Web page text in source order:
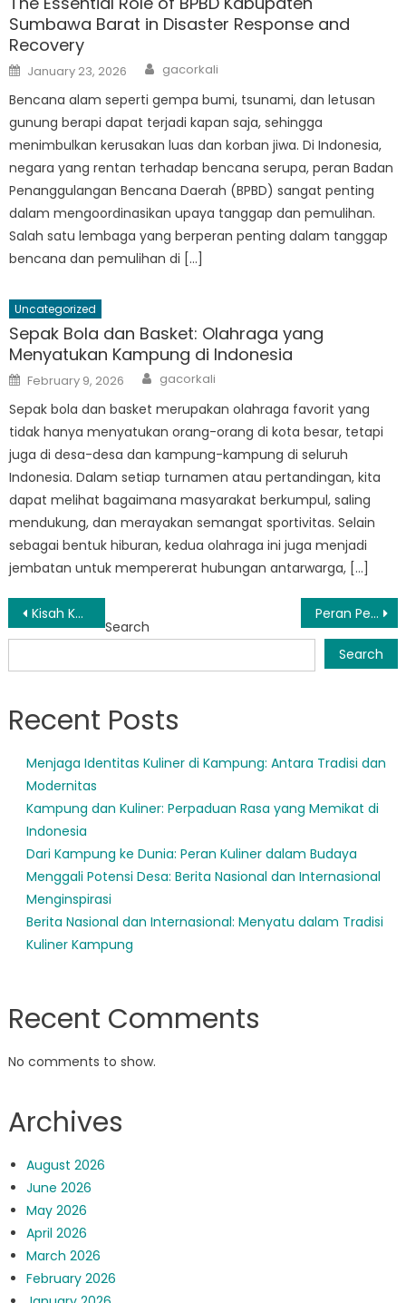
Sumbawa Barat in Disaster Response and
Recovery
Posted
on
January 23, 2026 Author
gacorkali
Bencana alam seperti gempa bumi, tsunami, dan letusan
gunung berapi dapat terjadi kapan saja, sehingga
menimbulkan kerusakan luas dan korban jiwa. Di Indonesia,
negara yang rentan terhadap bencana serupa, peran Badan
Penanggulangan Bencana Daerah (BPBD) sangat penting
dalam mengoordinasikan upaya tanggap dan pemulihan.
Salah satu lembaga yang berperan penting dalam tanggap
bencana dan pemulihan di […]
Uncategorized
Sepak Bola dan Basket: Olahraga yang
Menyatukan Kampung di Indonesia
Posted
on
February 9, 2026 Author
gacorkali
Sepak bola dan basket merupakan olahraga favorit yang
tidak hanya menyatukan orang-orang di kota besar, tetapi
juga di desa-desa dan kampung-kampung di seluruh
Indonesia. Dalam setiap turnamen atau pertandingan, kita
dapat melihat bagaimana masyarakat berkumpul, saling
mendukung, dan merayakan semangat sportivitas. Selain
sebagai bentuk hiburan, kedua olahraga ini juga menjadi
jembatan untuk mempererat hubungan antarwarga, […]
Post
navigation
Kisah Kelangsungan Hidup dan Harapan Muncul dari Sumbawa Barat di Tengah Kehancuran Peran Penting BPBD Seteluk dalam Penanggulangan Bencana dan Pemulihan
Search
Search
Recent Posts
Menjaga Identitas Kuliner di Kampung: Antara Tradisi dan
Modernitas
Kampung dan Kuliner: Perpaduan Rasa yang Memikat di
Indonesia
Dari Kampung ke Dunia: Peran Kuliner dalam Budaya
Menggali Potensi Desa: Berita Nasional dan Internasional
Menginspirasi
Berita Nasional dan Internasional: Menyatu dalam Tradisi
Kuliner Kampung
Recent Comments
No comments to show.
Archives
August 2026
June 2026
May 2026
April 2026
March 2026
February 2026